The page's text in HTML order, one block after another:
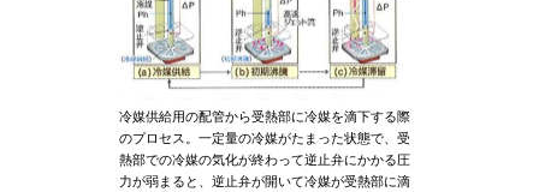
冷媒供給用の配管から受熱部に冷媒を滴下する際
のプロセス。一定量の冷媒がたまった状態で、受
熱部での冷媒の気化が終わって逆止弁にかかる圧
力が弱まると、逆止弁が開いて冷媒が受熱部に滴